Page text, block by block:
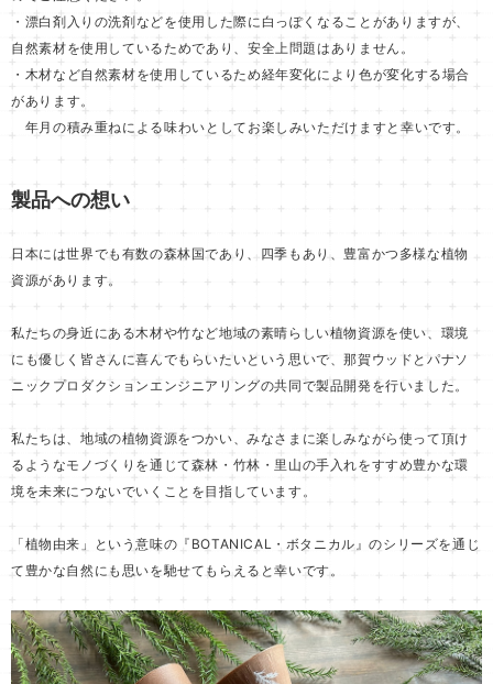
・漂白剤入りの洗剤などを使用した際に白っぽくなることがありますが、
自然素材を使用しているためであり、安全上問題はありません。
・木材など自然素材を使用しているため経年変化により色が変化する場合
があります。
年月の積み重ねによる味わいとしてお楽しみいただけますと幸いです。
製品への想い
日本には世界でも有数の森林国であり、四季もあり、豊富かつ多様な植物
資源があります。
私たちの身近にある木材や竹など地域の素晴らしい植物資源を使い、環境
にも優しく皆さんに喜んでもらいたいという思いで、那賀ウッドとパナソ
ニックプロダクションエンジニアリングの共同で製品開発を行いました。
私たちは、地域の植物資源をつかい、みなさまに楽しみながら使って頂け
るようなモノづくりを通じて森林・竹林・里山の手入れをすすめ豊かな環
境を未来につないでいくことを目指しています。
「植物由来」という意味の『BOTANICAL・ボタニカル』のシリーズを通じ
て豊かな自然にも思いを馳せてもらえると幸いです。